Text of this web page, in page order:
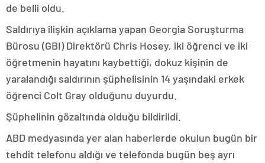
de belli oldu.
Saldırıya ilişkin açıklama yapan Georgia Soruşturma
Bürosu (GBI) Direktörü Chris Hosey, iki öğrenci ve iki
öğretmenin hayatını kaybettiği, dokuz kişinin de
yaralandığı saldırının şüphelisinin 14 yaşındaki erkek
öğrenci Colt Gray olduğunu duyurdu.
Şüphelinin gözaltında olduğu bildirildi.
ABD medyasında yer alan haberlerde okulun bugün bir
tehdit telefonu aldığı ve telefonda bugün beş ayrı